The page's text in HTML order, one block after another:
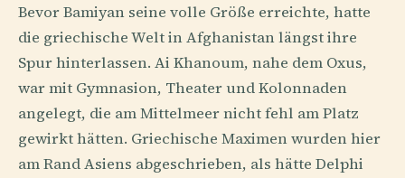
Bevor Bamiyan seine volle Größe erreichte, hatte
die griechische Welt in Afghanistan längst ihre
Spur hinterlassen. Ai Khanoum, nahe dem Oxus,
war mit Gymnasion, Theater und Kolonnaden
angelegt, die am Mittelmeer nicht fehl am Platz
gewirkt hätten. Griechische Maximen wurden hier
am Rand Asiens abgeschrieben, als hätte Delphi